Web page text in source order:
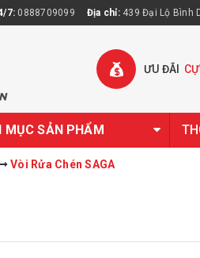
7: 0888709099 Địa chỉ: 439 Đại Lộ Bình
ƯU ĐÃI
MỤC SẢN PHẨM
Vòi Rửa Chén SAGA